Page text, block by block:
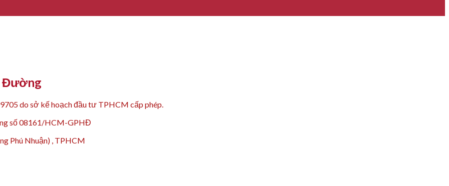
Đường
do sở kế hoạch đầu tư TPHCM cấp phép.
số 08161/HCM-GPHĐ
Phú Nhuận) , TPHCM